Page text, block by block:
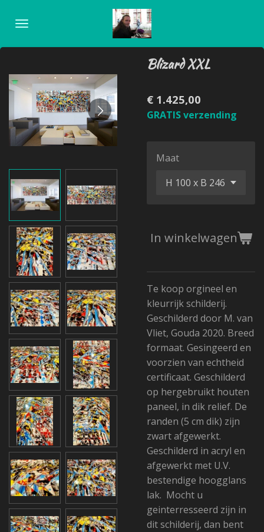
direct
Blizard XXL
€ 1.425,00
GRATIS verzending
Maat
In winkelwagen
Te koop orgineel en
kleurrijk schilderij.
Geschilderd door M. van
Vliet, Gouda 2020. Breed
formaat. Gesingeerd en
voorzien van echtheid
certificaat. Geschilderd
op hergebruikt houten
paneel, in dik relief. De
randen (5 cm dik) zijn
zwart afgewerkt.
Geschilderd in acryl en
afgewerkt met U.V.
bestendige hoogglans
lak. Mocht u
geinterresseerd zijn in
dit schilderij, dan bent